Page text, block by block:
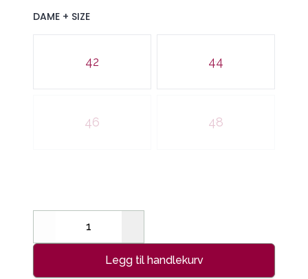
DAME + SIZE
Velg en DAME + SIZE
42 44
46 48
Decrease
Legg til handlekurv